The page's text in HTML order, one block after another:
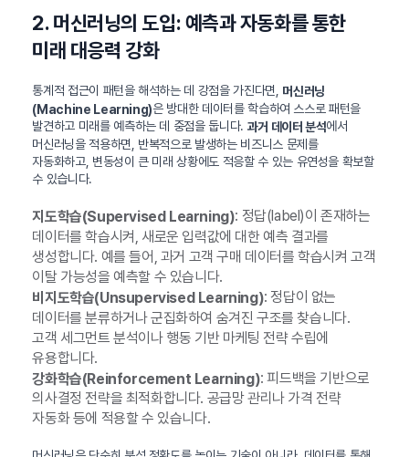
2. 머신러닝의 도입: 예측과 자동화를 통한
미래 대응력 강화
통계적 접근이 패턴을 해석하는 데 강점을 가진다면, 머신러닝
(Machine Learning)은 방대한 데이터를 학습하여 스스로 패턴을
발견하고 미래를 예측하는 데 중점을 둡니다. 과거 데이터 분석에서
머신러닝을 적용하면, 반복적으로 발생하는 비즈니스 문제를
자동화하고, 변동성이 큰 미래 상황에도 적응할 수 있는 유연성을 확보할
수 있습니다.
지도학습(Supervised Learning): 정답(label)이 존재하는
데이터를 학습시켜, 새로운 입력값에 대한 예측 결과를
생성합니다. 예를 들어, 과거 고객 구매 데이터를 학습시켜 고객
이탈 가능성을 예측할 수 있습니다.
비지도학습(Unsupervised Learning): 정답이 없는
데이터를 분류하거나 군집화하여 숨겨진 구조를 찾습니다.
고객 세그먼트 분석이나 행동 기반 마케팅 전략 수립에
유용합니다.
강화학습(Reinforcement Learning): 피드백을 기반으로
의사결정 전략을 최적화합니다. 공급망 관리나 가격 전략
자동화 등에 적용할 수 있습니다.